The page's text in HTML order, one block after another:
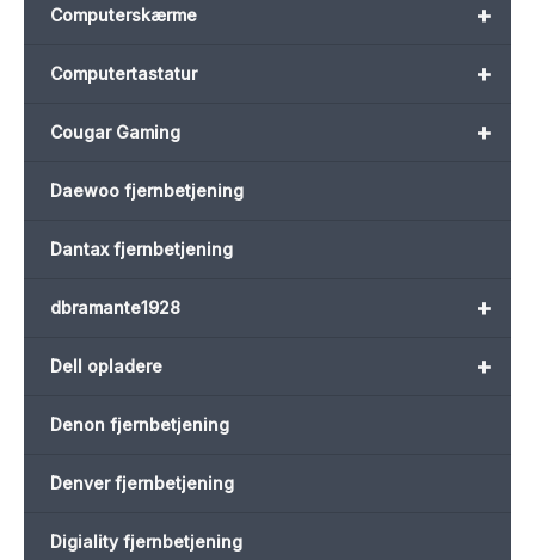
+
Computerskærme
+
Computertastatur
+
Cougar Gaming
Daewoo fjernbetjening
Dantax fjernbetjening
+
dbramante1928
+
Dell opladere
Denon fjernbetjening
Denver fjernbetjening
Digiality fjernbetjening